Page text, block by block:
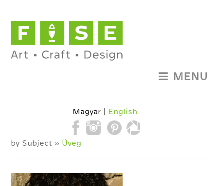
Magyar English
MENU
by Subject » Üveg